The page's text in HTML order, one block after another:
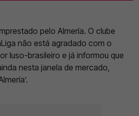
pelo Almería. O clube
não está agradado com o
luso-brasileiro e já informou que
nesta janela de mercado,